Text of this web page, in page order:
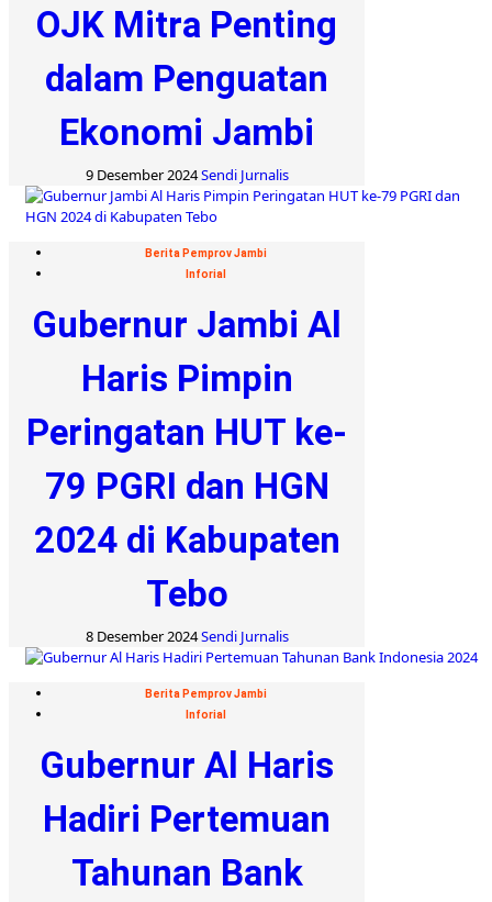
OJK Mitra Penting
dalam Penguatan
Ekonomi Jambi
9 Desember 2024Sendi Jurnalis
Berita Pemprov Jambi
Inforial
Gubernur Jambi Al
Haris Pimpin
Peringatan HUT ke-
79 PGRI dan HGN
2024 di Kabupaten
Tebo
8 Desember 2024Sendi Jurnalis
Berita Pemprov Jambi
Inforial
Gubernur Al Haris
Hadiri Pertemuan
Tahunan Bank